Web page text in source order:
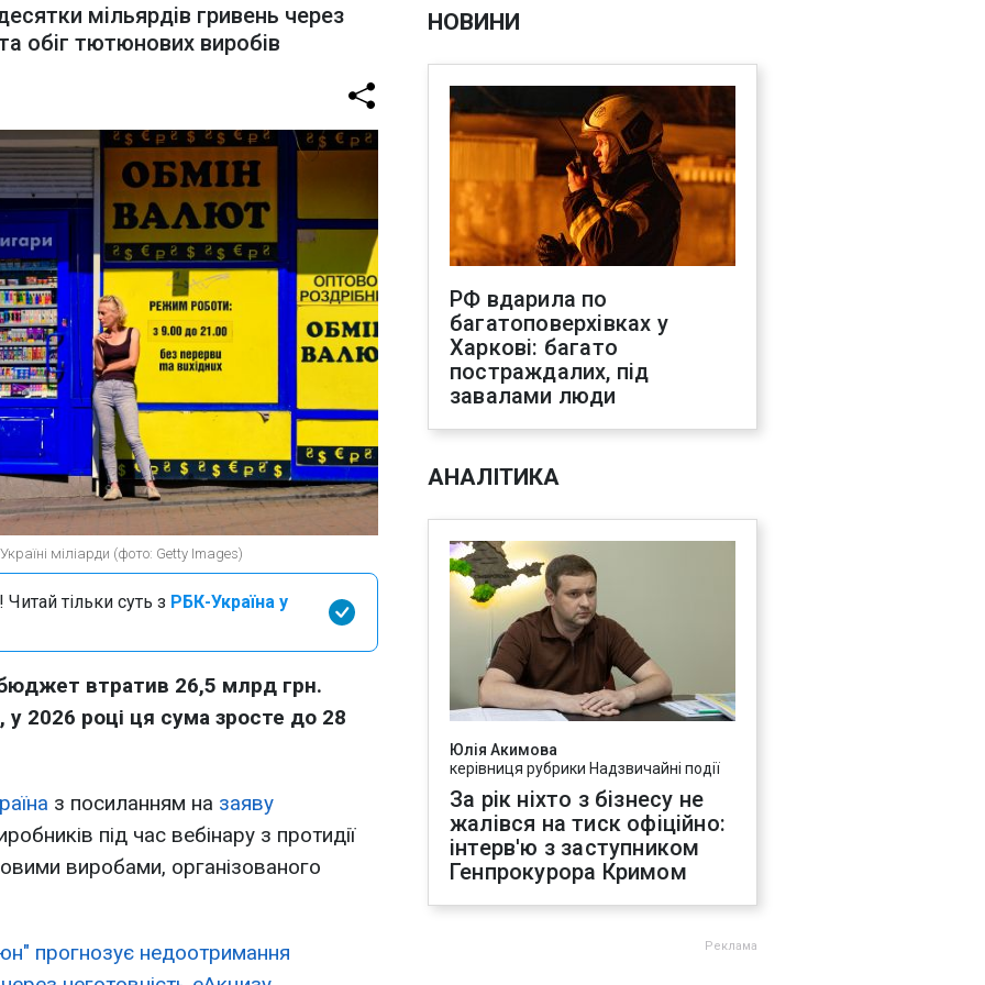
мільярдів гривень через
обіг тютюнових виробів
міліарди (фото: Getty Images)
тільки суть з РБК-Україна у
втратив 26,5 млрд грн.
2026 році ця сума зросте до 28
з посиланням на заяву
під час вебінару з протидії
виробами, організованого
прогнозує недоотримання
НОВИНИ
РФ вдарила по
багатоповерхівках у
Харкові: багато
постраждалих, під
завалами люди
АНАЛІТИКА
Юлія Акимова
керівниця рубрики Надзвичайні події
За рік ніхто з бізнесу не
жалівся на тиск офіційно:
інтерв'ю з заступником
Генпрокурора Кримом